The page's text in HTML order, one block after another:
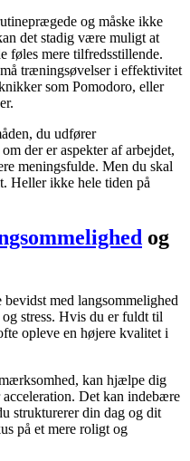
og måske ikke
det stadig være muligt at
føles mere tilfredsstillende.
træningsøvelser i effektivitet
som Pomodoro, eller
du udfører
der er aspekter af arbejdet,
meningsfulde. Men du skal
Heller ikke hele tiden på
og
med langsommelighed
stress. Hvis du er fuldt til
opleve en højere kvalitet i
kan hjælpe dig
acceleration. Det kan indebære
strukturerer din dag og dit
på et mere roligt og